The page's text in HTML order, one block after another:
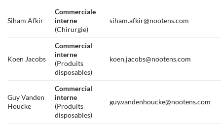
Siham Afkir
Commerciale
interne
(Chirurgie)
siham.afkir@nootens.com
Koen Jacobs
Commercial
interne
(Produits
disposables)
koen.jacobs@nootens.com
Guy Vanden
Houcke
Commercial
interne
(Produits
disposables)
guy.vandenhoucke@nootens.com